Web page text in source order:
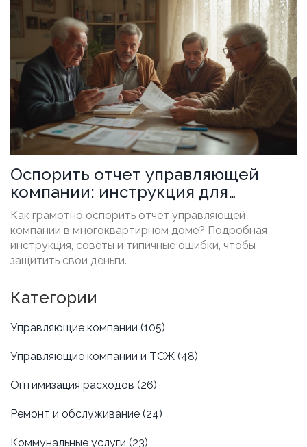
Оспорить отчет управляющей
компании: инструкция для
жильцов дома
Как грамотно оспорить отчет управляющей
компании в многоквартирном доме? Подробная
инструкция, советы и типичные ошибки, чтобы
защитить свои деньги.
Категории
Управляющие компании (105)
Управляющие компании и ТСЖ (48)
Оптимизация расходов (26)
Ремонт и обслуживание (24)
Коммунальные услуги (23)